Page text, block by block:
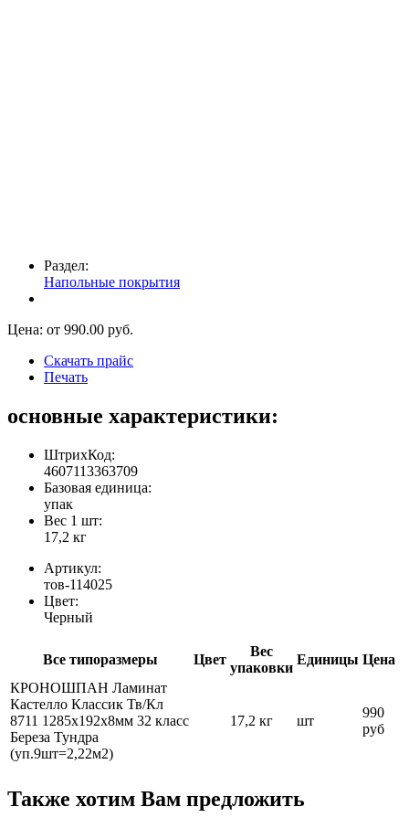
Раздел:
Напольные покрытия
Цена: от 990.00 руб.
Скачать прайс
Печать
основные характеристики:
ШтрихКод:
4607113363709
Базовая единица:
упак
Вес 1 шт:
17,2 кг
Артикул:
тов-114025
Цвет:
Черный
Все типоразмеры Цвет
Вес
упаковки
Единицы Цена
КРОНОШПАН Ламинат
Кастелло Классик Тв/Кл
8711 1285х192х8мм 32 класс
Береза Тундра
(уп.9шт=2,22м2)
17,2 кг шт
990
руб
Также хотим Вам предложить